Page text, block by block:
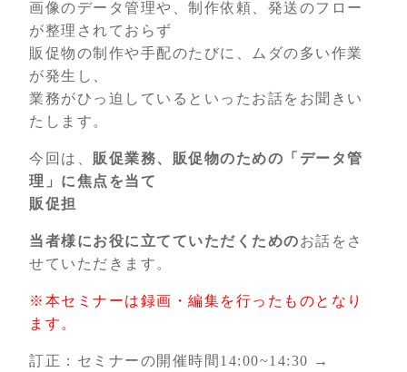
画像のデータ管理や、制作依頼、発送のフロー
が整理されておらず
販促物の制作や手配のたびに、ムダの多い作業
が発生し、
業務がひっ迫しているといったお話をお聞きい
たします。
今回は、 販促業務、販促物のための「データ管
理」に焦点を当て
販促担
当者様にお役に立てていただくためのお話をさ
せていただきます。
※本セミナーは録画・編集を行ったものとなり
ます。
訂正：セミナーの開催時間14:00~14:30 →